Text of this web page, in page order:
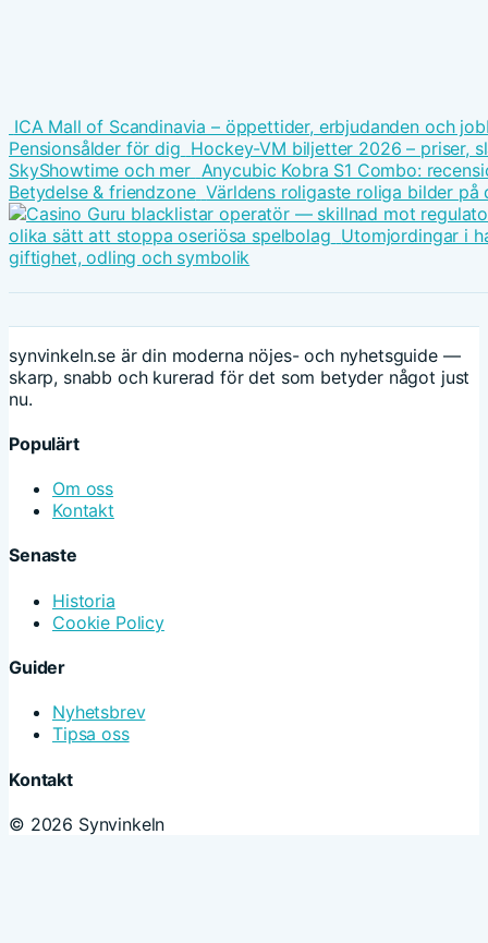
ICA Mall of Scandinavia – öppettider, erbjudanden och
Pensionsålder för dig Hockey-VM biljetter 2026 – priser,
SkyShowtime och mer Anycubic Kobra S1 Combo:
Betydelse & friendzone Världens roligaste roliga bilder på
olika sätt att stoppa oseriösa spelbolag Utomjordingar i
giftighet, odling och symbolik
synvinkeln.se är din moderna nöjes- och nyhetsguide —
skarp, snabb och kurerad för det som betyder något just
nu.
Populärt
Om oss
Kontakt
Senaste
Historia
Cookie Policy
Guider
Nyhetsbrev
Tipsa oss
Kontakt
© 2026 Synvinkeln